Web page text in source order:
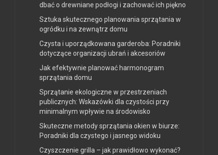
dbać o drewniane podłogi i zachować ich piękno
Sztuka skutecznego planowania sprzątania w
ogródku i na zewnątrz domu
Czysta i uporządkowana garderoba: Poradniki
dotyczące organizacji ubrań i akcesoriów
Jak efektywnie planować harmonogram
sprzątania domu
Sprzątanie ekologiczne w przestrzeniach
publicznych: Wskazówki dla czystości przy
minimalnym wpływie na środowisko
Skuteczne metody sprzątania okien w biurze:
Poradniki dla czystego i jasnego widoku
Czyszczenie grilla – jak prawidłowo wykonać?